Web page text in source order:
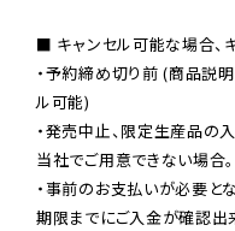
■ キャンセル可能な場合、
・予約締め切り前 (商品説
ル可能)
・発売中止、限定生産品の
当社でご用意できない場合。
・事前のお支払いが必要と
期限までにご入金が確認出